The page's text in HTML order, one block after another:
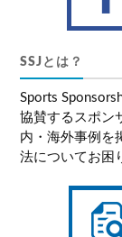
SSJとは？
Sports
協賛するスポン
内・海外事例を
法についてお困